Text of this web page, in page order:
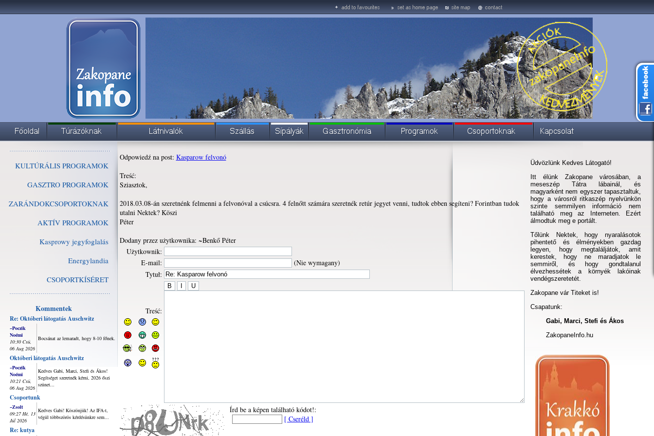
KULTÚRÁLIS PROGRAMOK
GASZTRO PROGRAMOK
ZARÁNDOKCSOPORTOKNAK
AKTÍV PROGRAMOK
Kasprowy jegyfoglalás
Energylandia
CSOPORTKÍSÉRET
Kommentek
Re: Októberi látogatás Auschwitz
~Poczik
Noémi
10:30 Csü,
06 Aug 2026
Bocsánat az lemaradt, hogy 8-10 főnek.
Októberi látogatás Auschwitz
~Poczik
Noémi
10:21 Csü,
06 Aug 2026
Kedves Gabi, Marci, Stefi és Ákos!
Segítséget szeretnék kérni, 2026 őszi
szünet...
Csoportunk
~Zsolt
09:27 Hé, 13
Júl 2026
Kedves Gabi! Köszönjük! Az IFA-t,
végül többszörös kérdésünkre sem...
Re: kutya
Odpowiedź na post: Kasparow felvonó
Treść:
Sziasztok,
2018.03.08-án szeretnénk felmenni a felvonóval a csúcsra. 4 felnőtt számára szeretnék retúr jegyet venni, tudtok ebben segíteni? Forintban tudok
utalni Nektek? Köszi
Péter
Dodany przez użytkownika: ~Benkő Péter
Użytkownik:
E-mail:
(Nie wymagany)
Tytuł:
Treść:
Írd be a képen található kódot!:
[ Cseréld ]
Üdvözlünk Kedves Látogató!
Itt élünk Zakopane városában, a
meseszép Tátra lábainál, és
magyarként nem egyszer tapasztaltuk,
hogy a városról ritkaszép nyelvünkön
szinte semmilyen információ nem
található meg az Interneten. Ezért
álmodtuk meg e portált.
Tőlünk Nektek, hogy nyaralásotok
pihentető és élményekben gazdag
legyen, hogy megtaláljátok, amit
kerestek, hogy ne maradjatok le
semmiről, és hogy gondtalanul
élvezhessétek a környék lakóinak
vendégszeretetét.
Zakopane vár Titeket is!
Csapatunk:
Gabi, Marci, Stefi és Ákos
ZakopaneInfo.hu